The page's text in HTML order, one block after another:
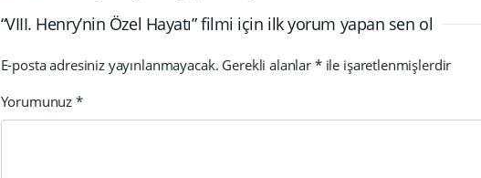
“VIII. Henry’nin Özel Hayatı” filmi için ilk yorum yapan sen ol
E-posta adresiniz yayınlanmayacak. Gerekli alanlar *ile işaretlenmişlerdir
Yorumunuz *